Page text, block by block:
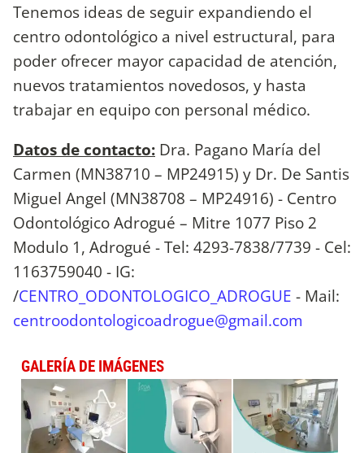
Tenemos ideas de seguir expandiendo el
centro odontológico a nivel estructural, para
poder ofrecer mayor capacidad de atención,
nuevos tratamientos novedosos, y hasta
trabajar en equipo con personal médico.
Datos de contacto: Dra. Pagano María del
Carmen (MN38710 – MP24915) y Dr. De Santis
Miguel Angel (MN38708 – MP24916) - Centro
Odontológico Adrogué – Mitre 1077 Piso 2
Modulo 1, Adrogué - Tel: 4293-7838/7739 - Cel:
1163759040 - IG:
/CENTRO_ODONTOLOGICO_ADROGUE - Mail:
centroodontologicoadrogue@gmail.com
GALERÍA DE IMÁGENES